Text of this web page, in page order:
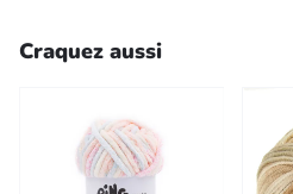
Craquez aussi